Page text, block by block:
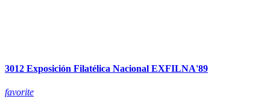
3012 Exposición Filatélica Nacional EXFILNA'89
favorite